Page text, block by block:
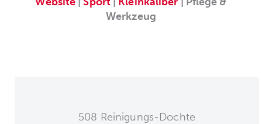
Werkzeug
508 Reinigungs-Dochte